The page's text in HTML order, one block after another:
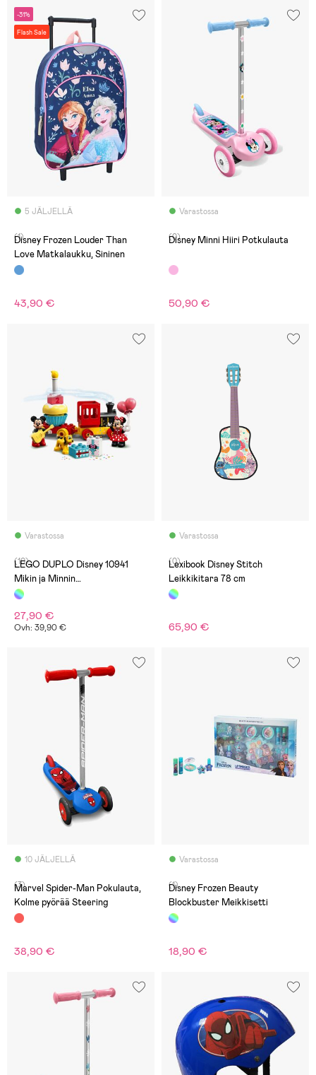
-31%
Flash Sale
5 JÄLJELLÄ
(1)
Disney Frozen Louder Than
Love Matkalaukku, Sininen
43,90 €
Varastossa
(0)
Disney Minni Hiiri Potkulauta
50,90 €
Varastossa
(10)
LEGO DUPLO Disney 10941
Mikin ja Minnin
Syntymäpäiväjuna
27,90 €
Ovh: 39,90 €
Varastossa
(0)
Lexibook Disney Stitch
Leikkikitara 78 cm
65,90 €
10 JÄLJELLÄ
(3)
Marvel Spider-Man Pokulauta,
Kolme pyörää Steering
38,90 €
Varastossa
(1)
Disney Frozen Beauty
Blockbuster Meikkisetti
18,90 €